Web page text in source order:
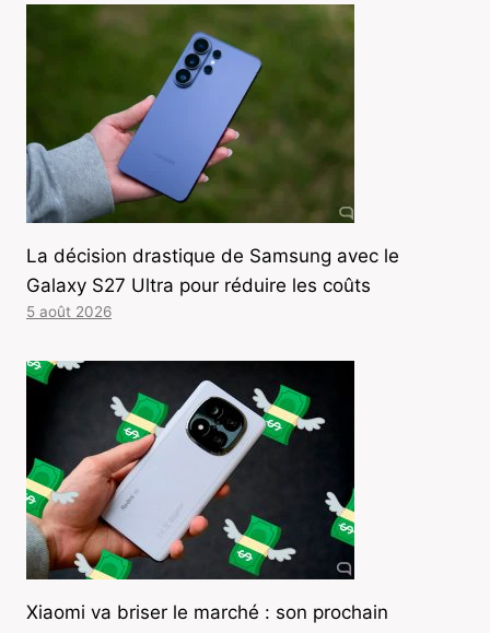
La décision drastique de Samsung avec le
Galaxy S27 Ultra pour réduire les coûts
5 août 2026
Xiaomi va briser le marché : son prochain